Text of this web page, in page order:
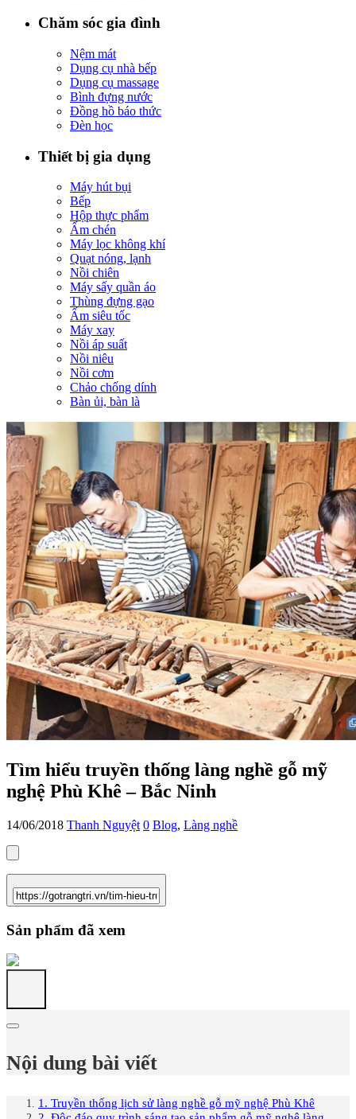
Chăm sóc gia đình
Nệm mát
Dụng cụ nhà bếp
Dụng cụ massage
Bình đựng nước
Đồng hồ báo thức
Đèn học
Thiết bị gia dụng
Máy hút bụi
Bếp
Hộp thực phẩm
Ấm chén
Máy lọc không khí
Quạt nóng, lạnh
Nồi chiên
Máy sấy quần áo
Thùng đựng gạo
Ấm siêu tốc
Máy xay
Nồi áp suất
Nồi niêu
Nồi cơm
Chảo chống dính
Bàn ủi, bàn là
Tìm hiểu truyền thống làng nghề gỗ mỹ
nghệ Phù Khê – Bắc Ninh
14/06/2018 Thanh Nguyệt 0 Blog, Làng nghề
Sản phẩm đã xem
Nội dung bài viết
1. Truyền thống lịch sử làng nghề gỗ mỹ nghệ Phù Khê